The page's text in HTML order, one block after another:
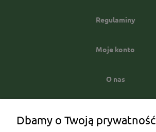
Regulaminy
Moje konto
O nas
Dbamy o Twoją prywatność